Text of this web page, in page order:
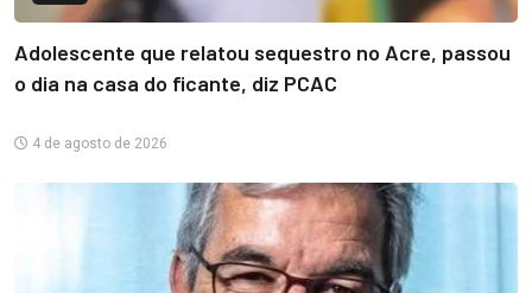
Adolescente que relatou sequestro no Acre, passou
o dia na casa do ficante, diz PCAC
4 de agosto de 2026